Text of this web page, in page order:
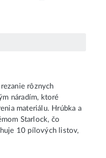
rôznych
náradím, ktoré
materiálu. Hrúbka a
Starlock, čo
10 pílových listov,